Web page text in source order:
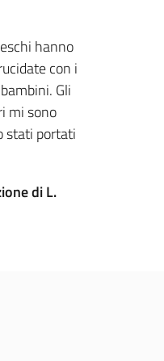
hanno
con i
Gli
mi sono
stati portati
di L.